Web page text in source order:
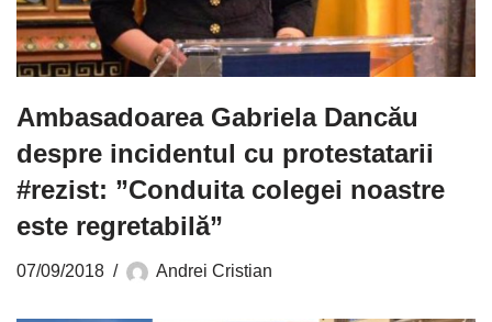
Ambasadoarea Gabriela Dancău
despre incidentul cu protestatarii
#rezist: ”Conduita colegei noastre
este regretabilă”
07/09/2018 Andrei Cristian